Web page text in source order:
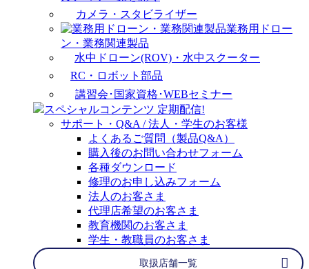
カメラ・スタビライザー
業務用ドロー
ン・業務関連製品
水中ドローン(ROV)・水中スクーター
RC・ロボット部品
講習会･国家資格･WEBセミナー
スペシャルコンテンツ 定期配信!
サポート・Q&A / 法人・学生のお客様
よくあるご質問（製品Q&A）
購入後のお問い合わせフォーム
各種ダウンロード
修理のお申し込みフォーム
法人のお客さま
代理店希望のお客さま
教育機関のお客さま
学生・教職員のお客さま
取扱店舗一覧